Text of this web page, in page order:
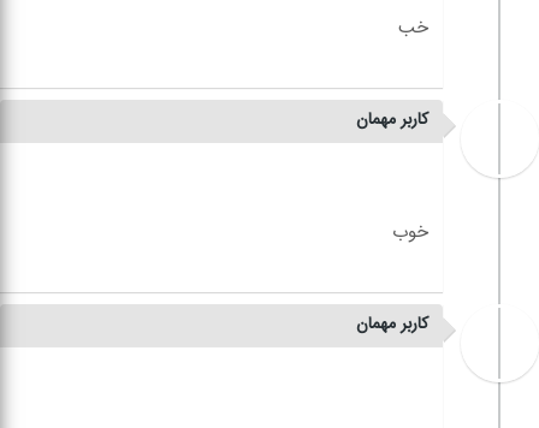
کاربر مهمان
کاربر مهمان